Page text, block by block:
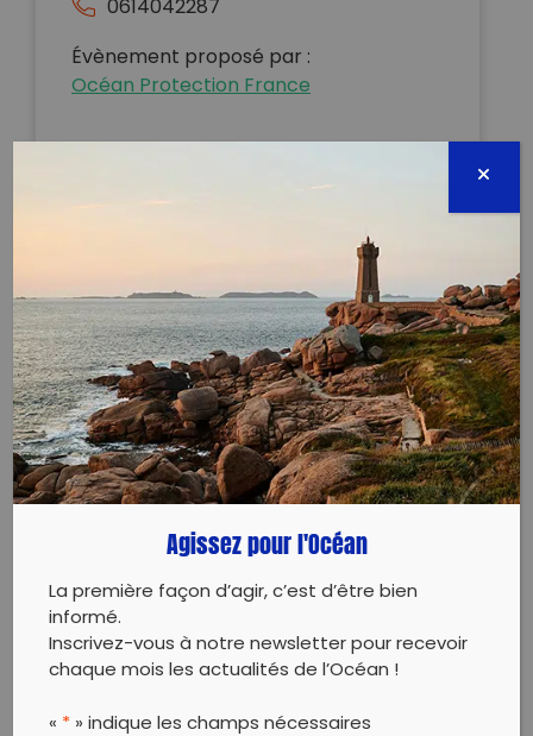
0614042287
Évènement proposé par :
Océan Protection France
Rendez-vous sur la Plage de Carnon rive gauche au
Petit Travers accès 80, face au grand parking.
⚠️Dans le respect des gestes barrières prévoir vos
gants, votre sac et votre masque !
➡️ En collaboration avec
@mauguio_carnon_tourisme , Rejoignez-nous pour
un ramassage dans la joie et la bonne humeur !
➡️ Rendre la plage plus propre à notre départ qu’à
notre arrivée, une action concrète pour préserver
notre environnement.
⛔ Pour dire STOP à la pollution des plages et des
océans.
Agissez pour l'Océan
La première façon d’agir, c’est d’être bien
informé.
Inscrivez-vous à notre newsletter pour recevoir
chaque mois les actualités de l’Océan !
« * » indique les champs nécessaires